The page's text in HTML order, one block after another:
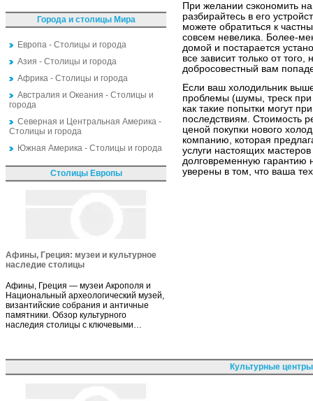
Города и столицы Мира
Европа - Столицы и города
Азия - Столицы и города
Африка - Столицы и города
Австралия и Океания - Столицы и
города
Северная и Центральная Америка -
Столицы и города
Южная Америка - Столицы и города
Столицы Европы
Афины, Греция: музеи и культурное
наследие столицы
Афины, Греция — музеи Акрополя и
Национальный археологический музей,
византийские собрания и античные
памятники. Обзор культурного
наследия столицы с ключевыми…
При желании сэкономить
разбирайтесь в его
можете обратиться к
совсем невелика. Более-
домой и постарается
все зависит только от
добросовестный вам
Если ваш холодильник
проблемы (шумы, треск при
как такие попытки могут
последствиям. Стоимость
ценой покупки нового
компанию, которая
услуги настоящих
долговременную гарантию
уверены в том, что ваша
Культурные